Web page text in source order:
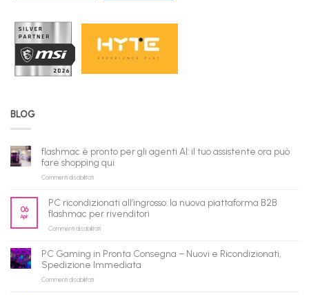
BLOG
flashmac è pronto per gli agenti AI: il tuo assistente ora può
fare shopping qui
Commenti disabilitatisu
pronto
per
gli
AI:
il
tuo
assistente
06
Apr
PC ricondizionati all’ingrosso: la nuova piattaforma B2B
flashmac per rivenditori
Commenti disabilitatisu
ricondizionati
all’ingrosso:
la
PC Gaming in Pronta Consegna – Nuovi e Ricondizionati,
Spedizione Immediata
Commenti disabilitatisu